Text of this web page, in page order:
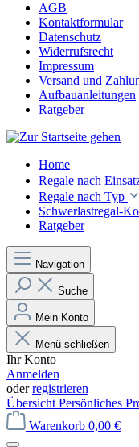
AGB
Kontaktformular
Datenschutz
Widerrufsrecht
Impressum
Versand und
Aufbauanleitungen
Ratgeber
Home
Regale nach
Regale nach Typ
Schwerlastregal-
Ratgeber
Navigation
Suche
Mein Konto
Menü schließen
Ihr Konto
Anmelden
oderregistrieren
Übersicht Persönliches
Warenkorb 0,00 €